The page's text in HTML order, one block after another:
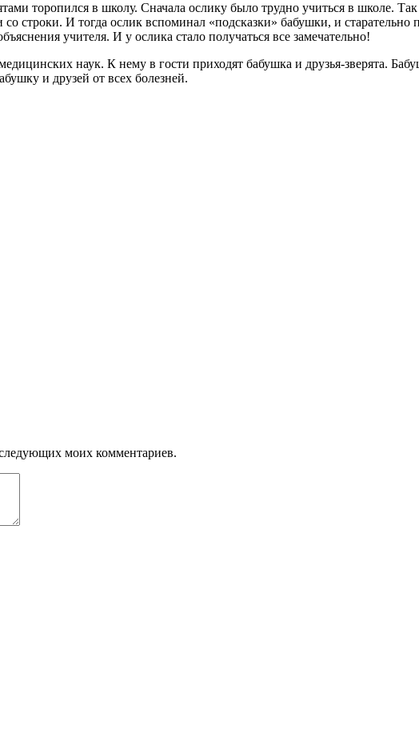
торопился в школу. Сначала ослику было трудно учиться в школе. Так
со строки. И тогда ослик вспоминал «подсказки» бабушки, и
учителя. И у ослика стало получаться все замечательно!
наук. К нему в гости приходят бабушка и друзья-зверята.
и друзей от всех болезней.
моих комментариев.